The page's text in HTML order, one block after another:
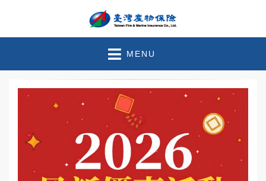
臺灣產物保險 – 官方部落
格
珍惜此刻●守護未來
MENU